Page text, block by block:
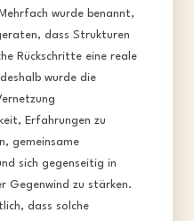
wurde benannt,
dass Strukturen
Rückschritte eine reale
wurde die
Erfahrungen zu
gemeinsame
sich gegenseitig in
Gegenwind zu stärken.​
dass solche